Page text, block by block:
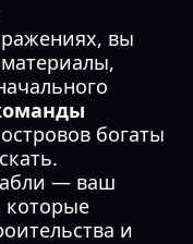
вы
богаты
— ваш
которые
и